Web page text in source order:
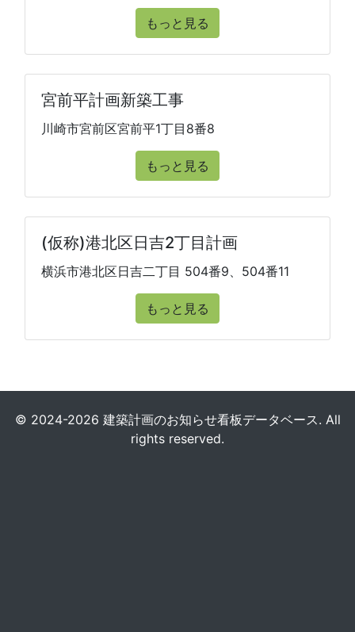
もっと見る
宮前平計画新築工事
川崎市宮前区宮前平1丁目8番8
もっと見る
(仮称)港北区日吉2丁目計画
横浜市港北区日吉二丁目 504番9、504番11
もっと見る
© 2024-2026 建築計画のお知らせ看板データベース. All
rights reserved.